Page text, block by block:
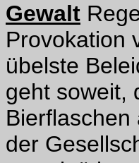
Gewalt
Provokation
übelste
geht soweit,
der